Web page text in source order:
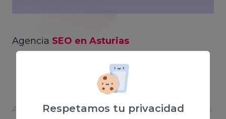
Respetamos tu privacidad
Agencia SEO en Asturias
Posicionamiento SEO
personalizado
Aparecer en las primeras posiciones de Google es